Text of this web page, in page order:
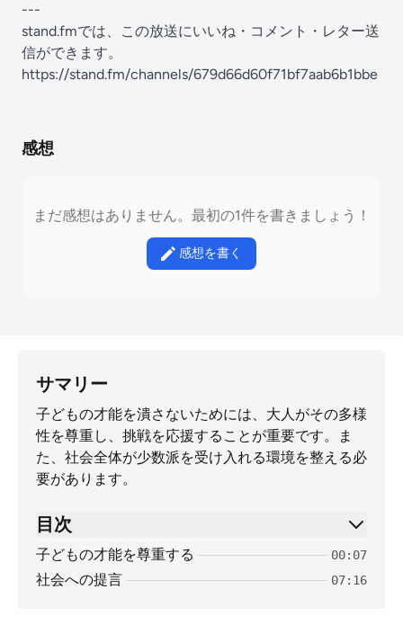
---
stand.fmでは、この放送にいいね・コメント・レター送
信ができます。
https://stand.fm/channels/679d66d60f71bf7aab6b1bbe
感想
まだ感想はありません。最初の1件を書きましょう！
感想を書く
サマリー
子どもの才能を潰さないためには、大人がその多様
性を尊重し、挑戦を応援することが重要です。ま
た、社会全体が少数派を受け入れる環境を整える必
要があります。
目次
子どもの才能を尊重する 00:07
社会への提言 07:16